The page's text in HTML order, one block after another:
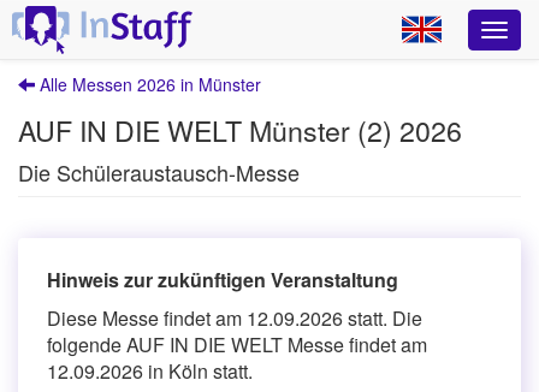
Alle Messen 2026 in Münster
AUF IN DIE WELT Münster (2) 2026
Die Schüleraustausch-Messe
Hinweis zur zukünftigen Veranstaltung
Diese Messe findet am 12.09.2026 statt. Die
folgende AUF IN DIE WELT Messe findet am
12.09.2026 in Köln statt.